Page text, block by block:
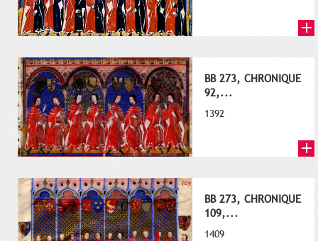
BB 273, CHRONIQUE
92,...
1392
BB 273, CHRONIQUE
109,...
1409